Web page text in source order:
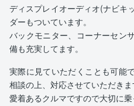
ディスプレイオーディオ(ナビキ
ダーもついています。
バックモニター、コーナーセン
備も充実してます。
実際に見ていただくことも可能
相談の上、対応させていただきま
愛着あるクルマですので大切に乗